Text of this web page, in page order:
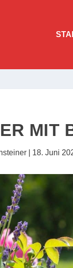
MIT
18. Juni